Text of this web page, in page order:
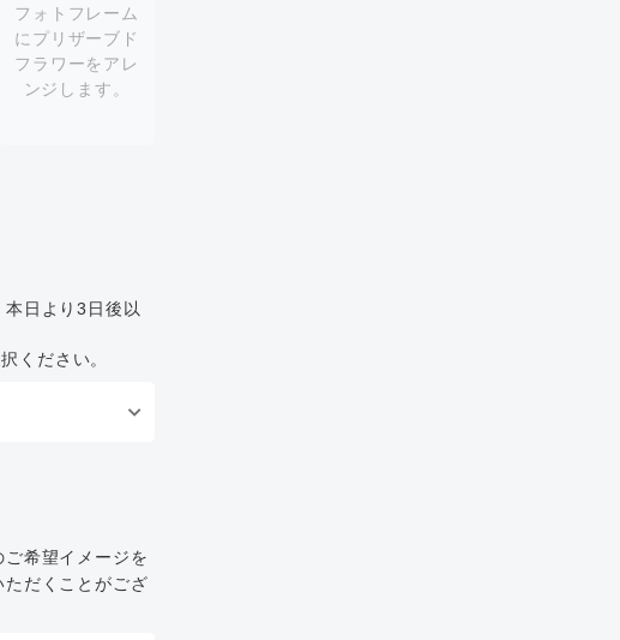
フォトフレーム
にプリザーブド
フラワーをアレ
ンジします。
日より3日後以
ください。
希望イメージを
だくことがござ